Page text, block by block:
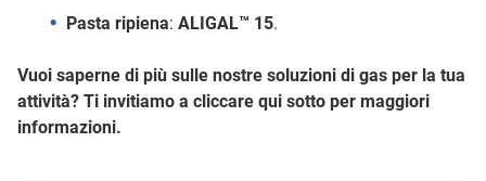
Pasta ripiena: ALIGAL™ 15.
Vuoi saperne di più sulle nostre soluzioni di gas per la tua
attività? Ti invitiamo a cliccare qui sotto per maggiori
informazioni.